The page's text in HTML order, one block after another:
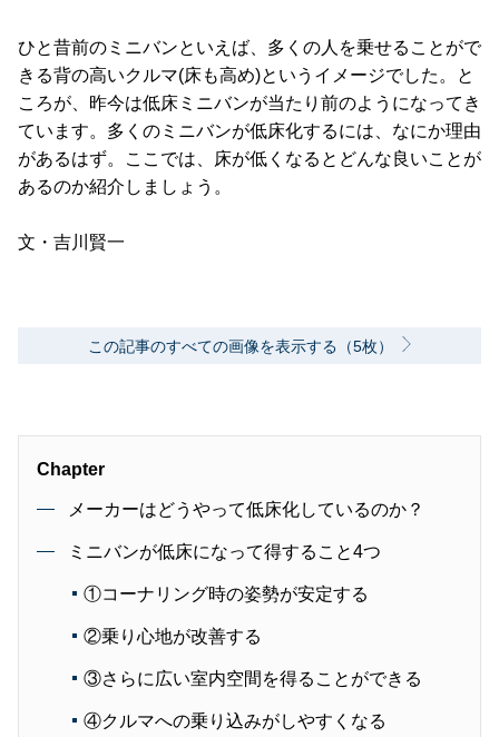
ひと昔前のミニバンといえば、多くの人を乗せることがで
きる背の高いクルマ(床も高め)というイメージでした。と
ころが、昨今は低床ミニバンが当たり前のようになってき
ています。多くのミニバンが低床化するには、なにか理由
があるはず。ここでは、床が低くなるとどんな良いことが
あるのか紹介しましょう。
文・吉川賢一
この記事のすべての画像を表示する（5枚）
Chapter
メーカーはどうやって低床化しているのか？
ミニバンが低床になって得すること4つ
①コーナリング時の姿勢が安定する
②乗り心地が改善する
③さらに広い室内空間を得ることができる
④クルマへの乗り込みがしやすくなる